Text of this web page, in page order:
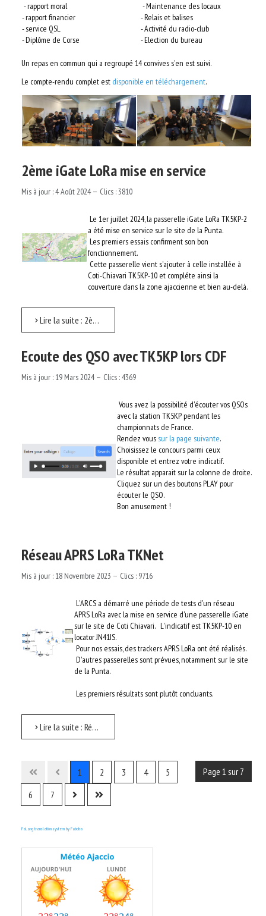
- rapport moral
- rapport financier
- service QSL
- Diplôme de Corse
- Maintenance des locaux
- Relais et balises
- Activité du radio-club
- Election du bureau
Un repas en commun qui a regroupé 14 convives s'en est suivi.
Le compte-rendu complet est disponible en téléchargement.
2ème iGate LoRa mise en service
Mis à jour : 4 Août 2024 Clics : 3810
Le 1er juillet 2024, la passerelle iGate LoRa TK5KP-2
a été mise en service sur le site de la Punta.
Les premiers essais confirment son bon
fonctionnement.
Cette passerelle vient s'ajouter à celle installée à
Coti-Chiavari TK5KP-10 et compléte ainsi la
couverture dans la zone ajaccienne et bien au-delà.
Lire la suite : 2ème iGate LoRa mise en service
Ecoute des QSO avec TK5KP lors CDF
Mis à jour : 19 Mars 2024 Clics : 4369
Vous avez la possibilité d'écouter vos QSOs
avec la station TK5KP pendant les
championnats de France.
Rendez voussur la page suivante.
Choisissez le concours parmi ceux
disponible et entrez votre indicatif.
Le résultat apparait sur la colonne de droite.
Cliquez sur un des boutons PLAY pour
écouter le QSO.
Bon amusement !
Réseau APRS LoRa TKNet
Mis à jour : 18 Novembre 2023 Clics : 9716
L'ARCS a démarré une période de tests d'un réseau
APRS LoRa avec la mise en service d'une passerelle iGate
sur le site de Coti Chiavari. L'indicatif est TK5KP-10 en
locator JN41JS.
Pour nos essais, des trackers APRS LoRa ont été réalisés.
D'autres passerelles sont prévues, notamment sur le site
de la Punta.
Les premiers résultats sont plutôt concluants.
Lire la suite : Réseau APRS LoRa TKNet
Page 1 sur 7
1 2 3 4
5
6
7
FaLang translation system by Faboba